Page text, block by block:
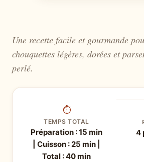
Une recette facile et gourmande
chouquettes légères, dorées et
perlé.
⏱
TEMPS TOTAL
Préparation : 15 min
| Cuisson : 25 min |
Total : 40 min
4